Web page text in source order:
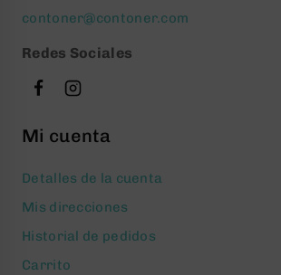
contoner@contoner.com
Redes Sociales
Mi cuenta
Detalles de la cuenta
Mis direcciones
Historial de pedidos
Carrito